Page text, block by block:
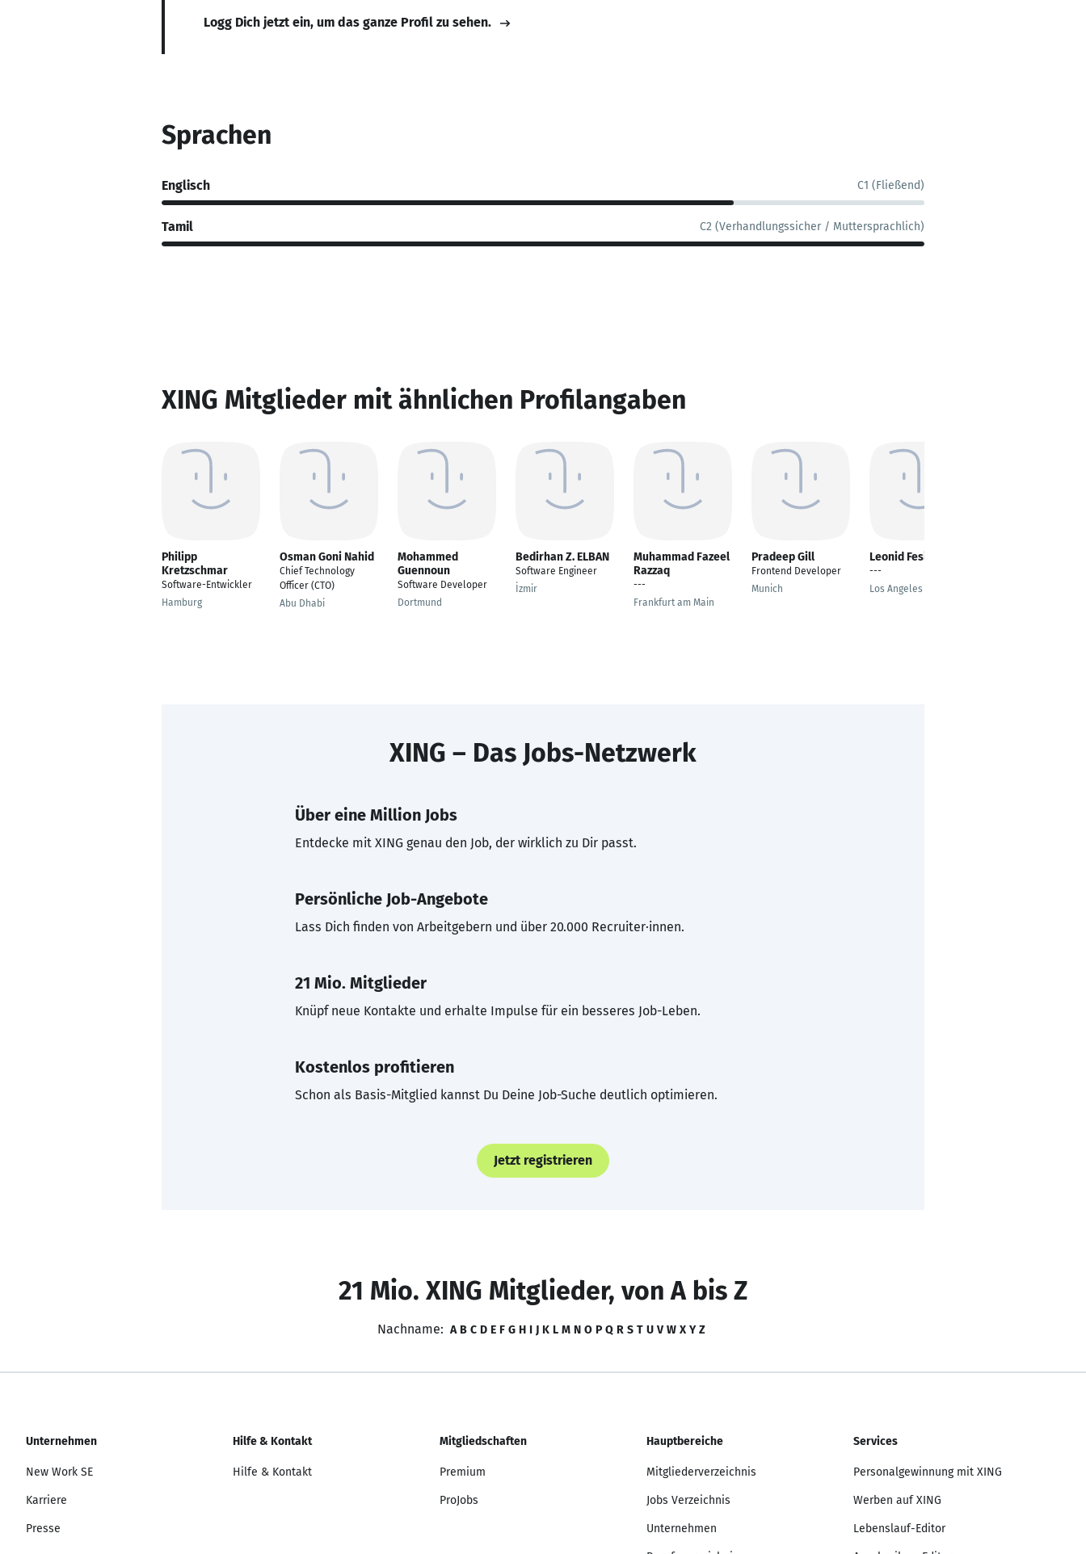
Logg Dich jetzt ein, um das ganze Profil zu sehen.
Sprachen
Englisch C1 (Fließend)
Tamil C2 (Verhandlungssicher / Muttersprachlich)
XING Mitglieder mit ähnlichen Profilangaben
Philipp
Kretzschmar
Software-Entwickler
Hamburg
Osman Goni Nahid
Chief Technology
Officer (CTO)
Abu Dhabi
Mohammed
Guennoun
Software Developer
Dortmund
Bedirhan Z. ELBAN
Software Engineer
İzmir
Muhammad Fazeel
Razzaq
---
Frankfurt am Main
Pradeep Gill
Frontend Developer
Munich
Leonid Fesiuk
---
Los Angeles
XING – Das Jobs-Netzwerk
Über eine Million Jobs
Entdecke mit XING genau den Job, der wirklich zu Dir passt.
Persönliche Job-Angebote
Lass Dich finden von Arbeitgebern und über 20.000 Recruiter·innen.
21 Mio. Mitglieder
Knüpf neue Kontakte und erhalte Impulse für ein besseres Job-Leben.
Kostenlos profitieren
Schon als Basis-Mitglied kannst Du Deine Job-Suche deutlich optimieren.
Jetzt registrieren
21 Mio. XING Mitglieder, von A bis Z
Nachname: A B C D E F G H I J K L M N O P Q R S T U V W X Y Z
Unternehmen
New Work SE
Karriere
Presse
Hilfe & Kontakt
Hilfe & Kontakt
Mitgliedschaften
Premium
ProJobs
Hauptbereiche
Mitgliederverzeichnis
Jobs Verzeichnis
Unternehmen
Services
Personalgewinnung mit XING
Werben auf XING
Lebenslauf-Editor